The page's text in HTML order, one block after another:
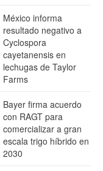
México informa
resultado negativo a
Cyclospora
cayetanensis en
lechugas de Taylor
Farms
Bayer firma acuerdo
con RAGT para
comercializar a gran
escala trigo híbrido en
2030